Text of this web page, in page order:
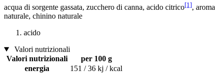
acqua di sorgente gassata, zucchero di canna, acido citrico[1], aroma
naturale, chinino naturale
acido
Valori nutrizionali
Valori nutrizionali
per 100 g
energia
151 / 36 kj / kcal